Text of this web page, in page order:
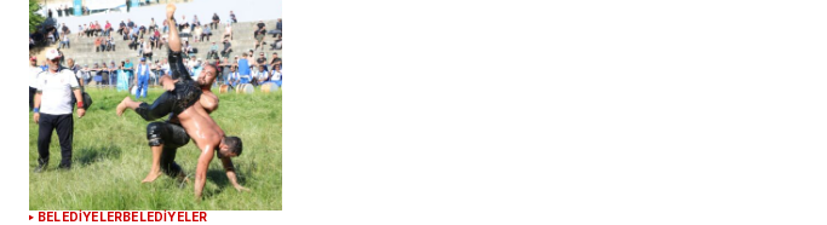
BELEDİYELERBELEDİYELER